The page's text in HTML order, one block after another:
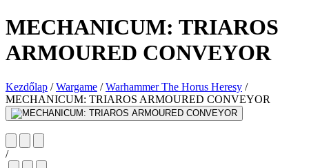
MECHANICUM: TRIAROS
ARMOURED CONVEYOR
Kezdőlap / Wargame / Warhammer The Horus Heresy /
MECHANICUM: TRIAROS ARMOURED CONVEYOR
/